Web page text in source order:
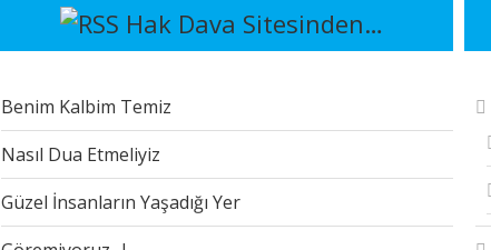
Hak Dava Sitesinden…
Benim Kalbim Temiz
Nasıl Dua Etmeliyiz
Güzel İnsanların Yaşadığı Yer